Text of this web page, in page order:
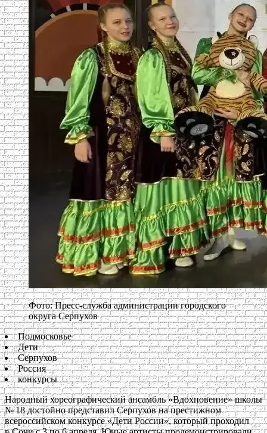
Фото: Пресс-служба администрации городского
округа Серпухов
Подмосковье
Дети
Серпухов
Россия
конкурсы
Народный хореографический ансамбль «Вдохновение» школы
№ 18 достойно представил Серпухов на престижном
всероссийском конкурсе «Дети России», который проходил